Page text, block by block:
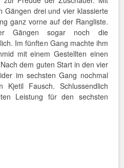
Gängen drei und vier klassierte
ganz vorne auf der Rangliste.
Gängen sogar noch die
Im fünften Gang machte ihm
mit einem Gestellten einen
dem guten Start in den vier
im sechsten Gang nochmal
Kjetil Fausch. Schlussendlich
Leistung für den sechsten